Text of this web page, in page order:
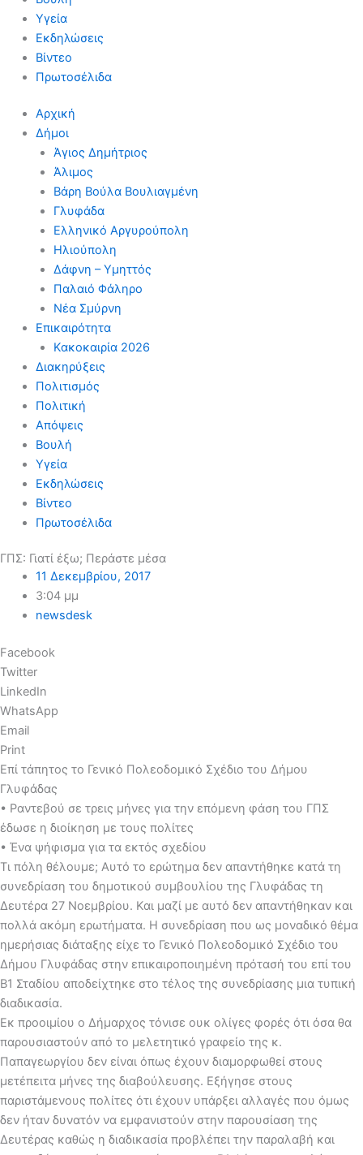
Υγεία
Εκδηλώσεις
Βίντεο
Πρωτοσέλιδα
Αρχική
Δήμοι
Άγιος Δημήτριος
Άλιμος
Βάρη Βούλα Βουλιαγμένη
Γλυφάδα
Ελληνικό Αργυρούπολη
Ηλιούπολη
Δάφνη – Υμηττός
Παλαιό Φάληρο
Νέα Σμύρνη
Επικαιρότητα
Κακοκαιρία 2026
Διακηρύξεις
Πολιτισμός
Πολιτική
Απόψεις
Βουλή
Υγεία
Εκδηλώσεις
Βίντεο
Πρωτοσέλιδα
ΓΠΣ: Γιατί έξω; Περάστε μέσα
11 Δεκεμβρίου, 2017
3:04 μμ
newsdesk
Facebook
Twitter
LinkedIn
WhatsApp
Email
Print
Επί τάπητος το Γενικό Πολεοδομικό Σχέδιο του Δήμου
Γλυφάδας
• Ραντεβού σε τρεις μήνες για την επόμενη φάση του ΓΠΣ
έδωσε η διοίκηση με τους πολίτες
• Ένα ψήφισμα για τα εκτός σχεδίου
Τι πόλη θέλουμε; Αυτό το ερώτημα δεν απαντήθηκε κατά τη
συνεδρίαση του δημοτικού συμβουλίου της Γλυφάδας τη
Δευτέρα 27 Νοεμβρίου. Και μαζί με αυτό δεν απαντήθηκαν και
πολλά ακόμη ερωτήματα. Η συνεδρίαση που ως μοναδικό θέμα
ημερήσιας διάταξης είχε το Γενικό Πολεοδομικό Σχέδιο του
Δήμου Γλυφάδας στην επικαιροποιημένη πρότασή του επί του
Β1 Σταδίου αποδείχτηκε στο τέλος της συνεδρίασης μια τυπική
διαδικασία.
Εκ προοιμίου ο Δήμαρχος τόνισε ουκ ολίγες φορές ότι όσα θα
παρουσιαστούν από το μελετητικό γραφείο της κ.
Παπαγεωργίου δεν είναι όπως έχουν διαμορφωθεί στους
μετέπειτα μήνες της διαβούλευσης. Εξήγησε στους
παριστάμενους πολίτες ότι έχουν υπάρξει αλλαγές που όμως
δεν ήταν δυνατόν να εμφανιστούν στην παρουσίαση της
Δευτέρας καθώς η διαδικασία προβλέπει την παραλαβή και